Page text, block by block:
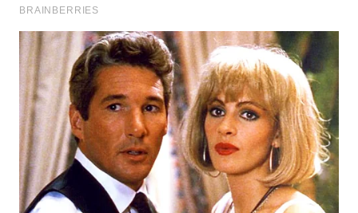
UTARA
WN
SAMOSIR
WN
PADANG
LAWAS